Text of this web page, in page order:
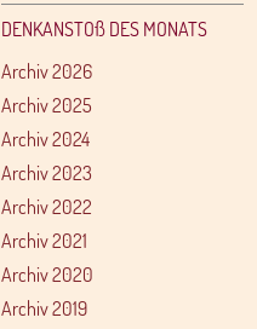
DENKANSTOß DES MONATS
Archiv 2026
Archiv 2025
Archiv 2024
Archiv 2023
Archiv 2022
Archiv 2021
Archiv 2020
Archiv 2019